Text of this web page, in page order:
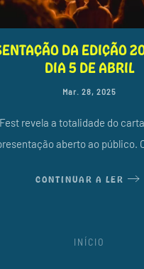
DA EDIÇÃO
DIA 5 DE ABRIL
Mar. 28, 2025
revela a totalidade do
aberto ao público.
CONTINUAR A LER
INÍCIO